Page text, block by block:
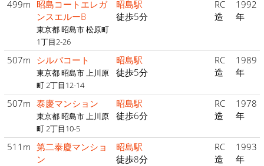
499m 昭島コートエレガ
ンスエルーB
東京都 昭島市 松原町
1丁目2-26
昭島駅
徒歩5分
RC
造
1992
年
507m シルバコート
東京都 昭島市 上川原
町 2丁目12-14
昭島駅
徒歩5分
RC
造
1989
年
507m 泰慶マンション
東京都 昭島市 上川原
町 2丁目10-5
昭島駅
徒歩6分
RC
造
1978
年
511m 第二泰慶マンショ
ン
昭島駅
徒歩8分
RC
造
1993
年